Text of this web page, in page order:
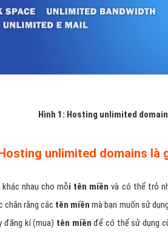
Hình 1: Hosting unlimited
unlimited domains là
nhau cho mỗi tên miền và có thể trỏ
chắn rằng các tên miền mà bạn muốn sử
đăng kí (mua) tên miền để có thể sử dụng